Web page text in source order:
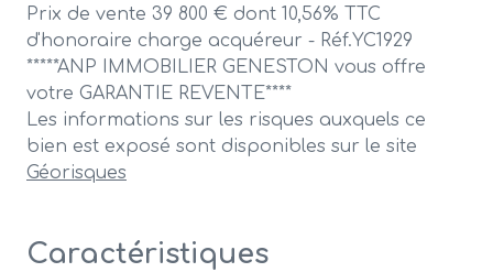
Prix de vente 39 800 € dont 10,56% TTC
d'honoraire charge acquéreur - Réf.YC1929
*****ANP IMMOBILIER GENESTON vous offre
votre GARANTIE REVENTE****
Les informations sur les risques auxquels ce
bien est exposé sont disponibles sur le site
Géorisques
Caractéristiques